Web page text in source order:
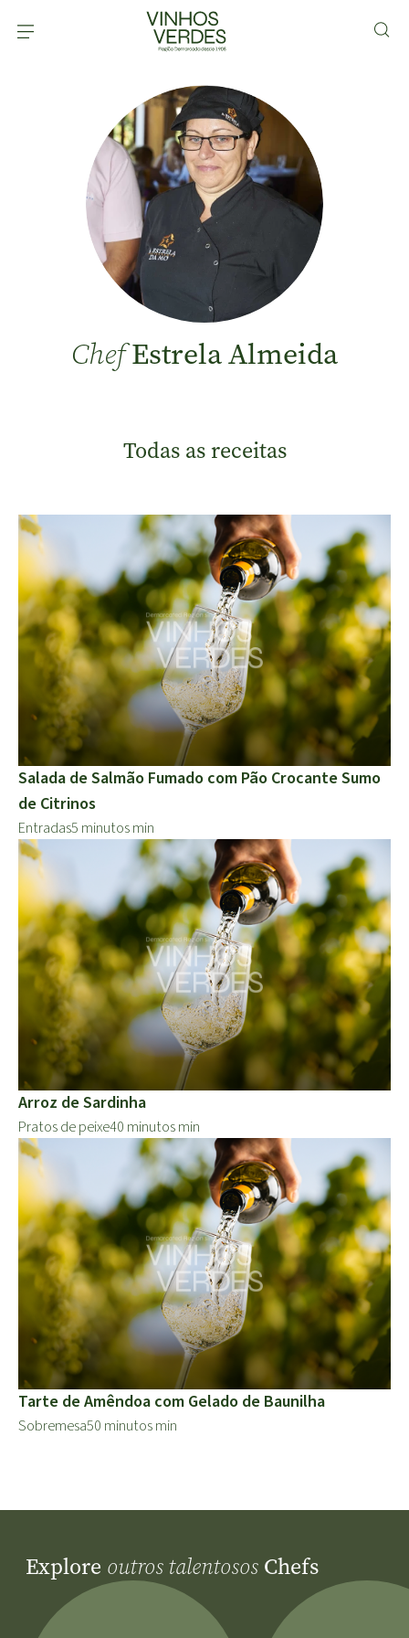
ChefEstrela Almeida
Todas as receitas
Salada de Salmão Fumado com Pão Crocante Sumo
de Citrinos
Entradas5 minutos min
Arroz de Sardinha
Pratos de peixe40 minutos min
Tarte de Amêndoa com Gelado de Baunilha
Sobremesa50 minutos min
Explore outros talentosos Chefs